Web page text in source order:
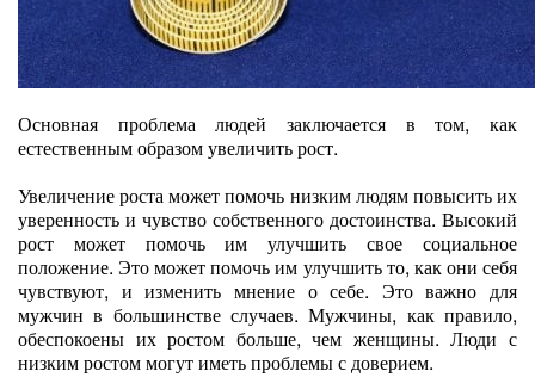
Основная проблема людей заключается в том, как
естественным образом увеличить рост.
Увеличение роста может помочь низким людям повысить их
уверенность и чувство собственного достоинства. Высокий
рост может помочь им улучшить свое социальное
положение. Это может помочь им улучшить то, как они себя
чувствуют, и изменить мнение о себе. Это важно для
мужчин в большинстве случаев. Мужчины, как правило,
обеспокоены их ростом больше, чем женщины. Люди с
низким ростом могут иметь проблемы с доверием.